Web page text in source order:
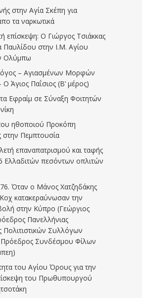
στην Αγία Σκέπη για
τα ναρκωτικά
επίσκεψη: Ο Γιώργος Τσιάκκας
Παυλίδου στην Ι.Μ. Αγίου
Ολύμπω
– Αγιασμένων Μορφών
Άγιος Παΐσιος (Β’ μέρος)
Εφραίμ σε Σύναξη Φοιτητών
ηθοποιού Προκόπη
Πεμπτουσία
επαναπατρισμού και ταφής
Ελλαδιτών πεσόντων οπλιτών
Όταν ο Μάνος Χατζηδάκης
κατακεραύνωσαν την
στην Κύπρο (Γεώργιος
Πανελλήνιας
Συλλόγων
Συνδέσμου Φίλων
του Αγίου Όρους για την
του Πρωθυπουργού